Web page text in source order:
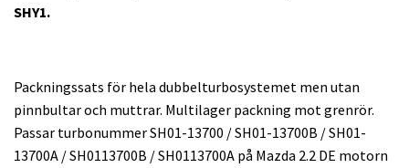
SHY1.
Packningssats för hela dubbelturbosystemet men utan
pinnbultar och muttrar. Multilager packning mot grenrör.
Passar turbonummer SH01-13700 / SH01-13700B / SH01-
13700A / SH0113700B / SH0113700A på Mazda 2.2 DE motorn